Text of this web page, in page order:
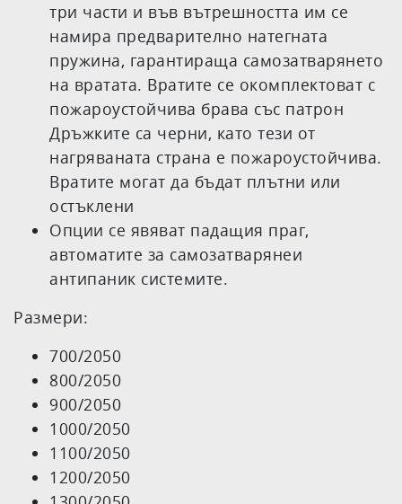
три части и във вътрешността им се
намира предварително натегната
пружина, гарантираща самозатварянето
на вратата. Вратите се окомплектоват с
пожароустойчива брава със патрон
Дръжките са черни, като тези от
нагряваната страна е пожароустойчива.
Вратите могат да бъдат плътни или
остъклени
Опции се явяват падащия праг,
автоматите за самозатварянеи
антипаник системите.
Размери:
700/2050
800/2050
900/2050
1000/2050
1100/2050
1200/2050